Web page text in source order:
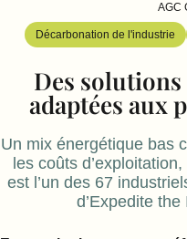
AGC
Décarbonation de l'industrie
Des
adaptées aux
Un mix énergétique bas
les coûts
est l’un des 67
d’Expedite